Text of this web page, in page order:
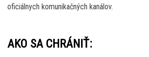
oficiálnych komunikačných kanálov.
AKO SA CHRÁNIŤ: